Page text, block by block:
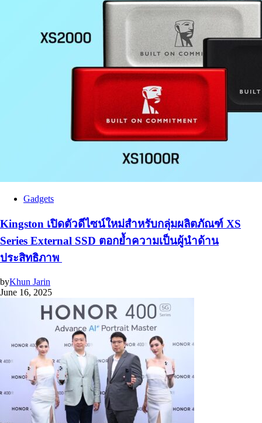
Gadgets
Kingston เปิดตัวดีไซน์ใหม่สำหรับกลุ่มผลิตภัณฑ์ XS
Series External SSD ตอกย้ำความเป็นผู้นำด้าน
ประสิทธิภาพ
byKhun Jarin
June 16, 2025